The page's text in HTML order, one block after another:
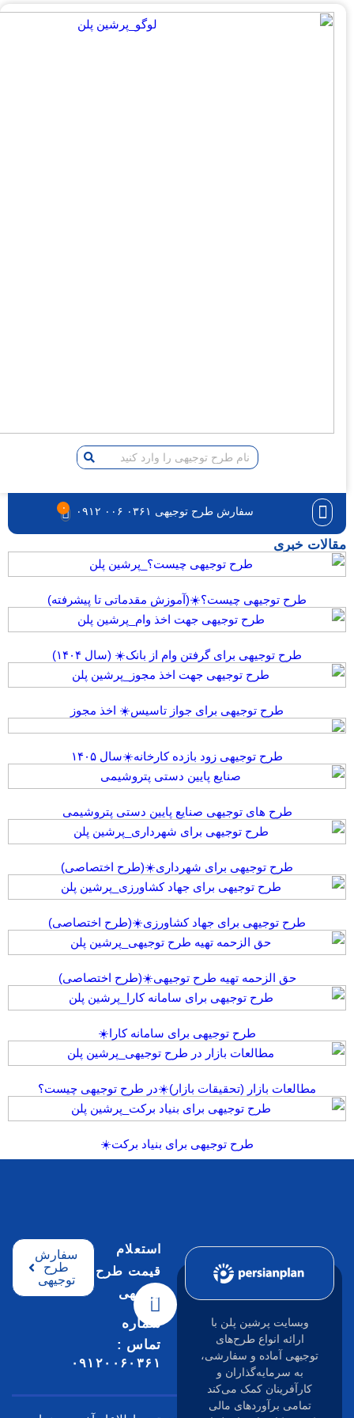
سفارش طرح توجیهی ۰۳۶۱ ۰۰۶ ۰۹۱۲ ۰
چیست؟☀️(آموزش مقدماتی تا پیشرفته)
برای گرفتن وام از بانک☀️ (سال ۱۴۰۴)
توجیهی برای جواز تاسیس☀️ اخذ مجوز
توجیهی زود بازده کارخانه☀️سال ۱۴۰۵
توجیهی صنایع پایین دستی پتروشیمی
برای شهرداری☀️(طرح اختصاصی)
برای جهاد کشاورزی☀️(طرح اختصاصی)
تهیه طرح توجیهی☀️(طرح اختصاصی)
طرح توجیهی برای سامانه کارا☀️
(تحقیقات بازار)☀️در طرح توجیهی چیست؟
طرح توجیهی برای بنیاد برکت☀️
پلن با
طرح‌های
و سفارشی،
کمک می‌کند
مالی
استعلام
قیمت طرح
شماره
تماس :
۰۹۱۲۰۰۶۰۳۶۱
سفارش
طرح
توجیهی